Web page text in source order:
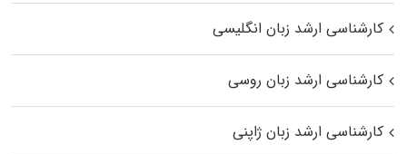
کارشناسی ارشد زبان انگلیسی
کارشناسی ارشد زبان روسی
کارشناسی ارشد زبان ژاپنی